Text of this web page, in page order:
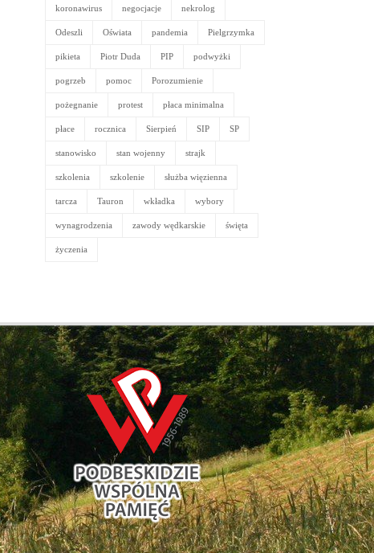
koronawirus negocjacje nekrolog
Odeszli Oświata pandemia Pielgrzymka
pikieta Piotr Duda PIP podwyżki
pogrzeb pomoc Porozumienie
pożegnanie protest płaca minimalna
płace rocznica Sierpień SIP SP
stanowisko stan wojenny strajk
szkolenia szkolenie służba więzienna
tarcza Tauron wkładka wybory
wynagrodzenia zawody wędkarskie święta
życzenia